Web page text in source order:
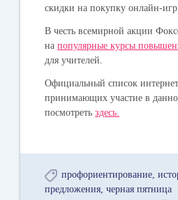
скидки на покупку онлайн-
В честь всемирной акции
напопулярные курсы
для учителей.
Официальный список
принимающих участие в
посмотретьздесь.
профориентирование
предложения черная пятница